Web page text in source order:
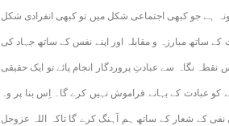
ہے جو کبھی اجتماعی شکل میں تو کبھی انفرادی شکل
ساتھ مبارزہ و مقابلہ اور اپنے نفس کے ساتھ جہاد کی
نگاہ سے عبادتِ پروردگار انجام پائے تو ایک حقیقی
کو عبادت کے بہانے فراموش نہیں کرے گا۔ اِس بنا پر وہ
کے شعار کے ساتھ ہم آہنگ کرے گا تاکہ اللہ عزوجل